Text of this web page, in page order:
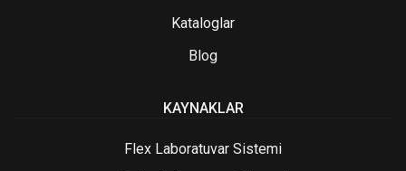
Kataloglar
Blog
KAYNAKLAR
Flex Laboratuvar Sistemi